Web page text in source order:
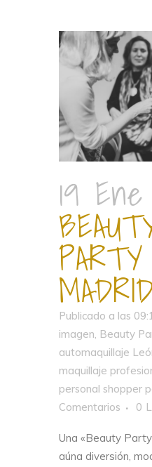
19 Ene
Publicado a las
imagen, Beauty
automaquillaje
maquillaje
personal shopper
Comentarios
0
Una «Beauty
aúna diversión,